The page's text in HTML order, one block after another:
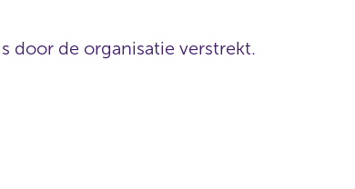
door de organisatie verstrekt.